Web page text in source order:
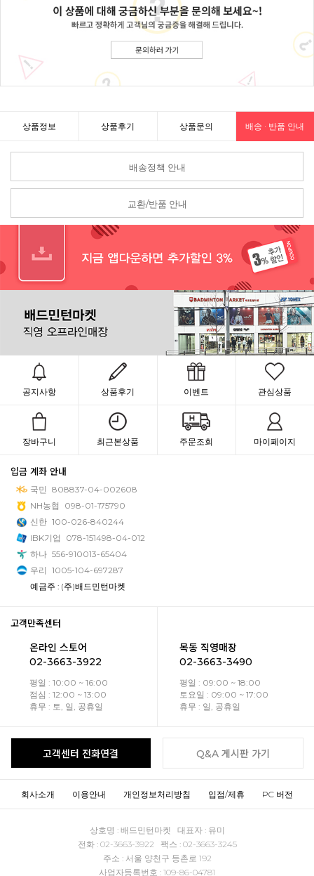
상품정보 상품후기 상품문의 배송 · 반품 안내
배송정책 안내
교환/반품 안내
공지사항 상품후기 이벤트 관심상품
장바구니 최근본상품 주문조회 마이페이지
입금 계좌 안내
국민 808837-04-002608
NH농협
098-01-175790
신한 100-026-840244
IBK기업
078-151498-04-012
하나 556-910013-65404
우리 1005-104-697287
예금주 : (주)배드민턴마켓
고객만족센터
온라인 스토어
02-3663-3922
평일 : 10:00 ~ 16:00
점심 : 12:00 ~ 13:00
휴무 : 토, 일, 공휴일
목동 직영매장
02-3663-3490
평일 : 09:00 ~ 18:00
토요일 : 09:00 ~ 17:00
휴무 : 일, 공휴일
고객센터 전화연결 Q&A 게시판 가기
회사소개 이용안내 개인정보처리방침 입점/제휴 PC 버전
상호명 : 배드민턴마켓 대표자 : 유미
전화 : 02-3663-3922 팩스 : 02-3663-3245
주소 : 서울 양천구 등촌로 192
사업자등록번호 : 109-86-04781